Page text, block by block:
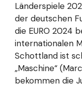
Länderspiele
der deutschen
die EURO 2024
internationalen
Schottland ist
„Maschine“
bekommen die